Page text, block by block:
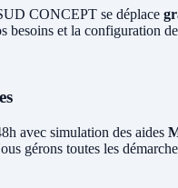
CONCEPT se déplace
besoins et la configuration
avec simulation des aides
gérons toutes les